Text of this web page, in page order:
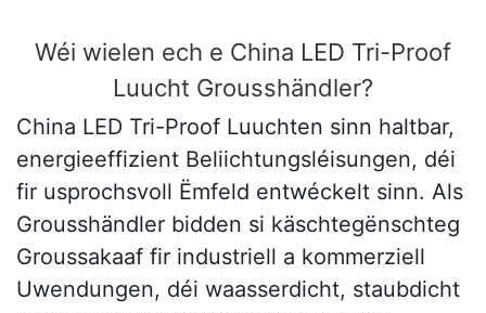
Wéi wielen ech e China LED Tri-Proof
Luucht Grousshändler?
China LED Tri-Proof Luuchten sinn haltbar,
energieeffizient Beliichtungsléisungen, déi
fir usprochsvoll Ëmfeld entwéckelt sinn. Als
Grousshändler bidden si käschtegënschteg
Groussakaaf fir industriell a kommerziell
Uwendungen, déi waasserdicht, staubdicht